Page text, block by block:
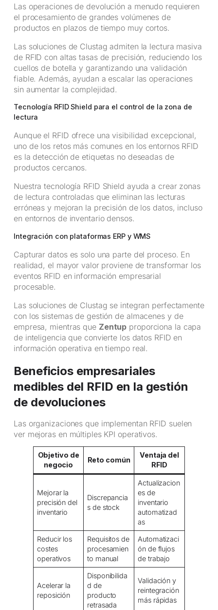
Las operaciones de devolución a menudo requieren
el procesamiento de grandes volúmenes de
productos en plazos de tiempo muy cortos.
Las soluciones de Clustag admiten la lectura masiva
de RFID con altas tasas de precisión, reduciendo los
cuellos de botella y garantizando una validación
fiable. Además, ayudan a escalar las operaciones
sin aumentar la complejidad.
Tecnología RFID Shield para el control de la zona de
lectura
Aunque el RFID ofrece una visibilidad excepcional,
uno de los retos más comunes en los entornos RFID
es la detección de etiquetas no deseadas de
productos cercanos.
Nuestra tecnología RFID Shield ayuda a crear zonas
de lectura controladas que eliminan las lecturas
erróneas y mejoran la precisión de los datos, incluso
en entornos de inventario densos.
Integración con plataformas ERP y WMS
Capturar datos es solo una parte del proceso. En
realidad, el mayor valor proviene de transformar los
eventos RFID en información empresarial
procesable.
Las soluciones de Clustag se integran perfectamente
con los sistemas de gestión de almacenes y de
empresa, mientras que Zentup proporciona la capa
de inteligencia que convierte los datos RFID en
información operativa en tiempo real.
Beneficios empresariales
medibles del RFID en la gestión
de devoluciones
Las organizaciones que implementan RFID suelen
ver mejoras en múltiples KPI operativos.
Objetivo de
negocio
Reto común
Ventaja del
RFID
Mejorar la
precisión del
inventario
Discrepancia
s de stock
Actualizacion
es de
inventario
automatizad
as
Reducir los
costes
operativos
Requisitos de
procesamien
to manual
Automatizaci
ón de flujos
de trabajo
Acelerar la
reposición
Disponibilida
d de
producto
retrasada
Validación y
reintegración
más rápidas